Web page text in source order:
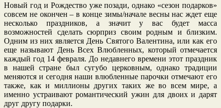
Новый год и Рождество уже позади, однако «сезон подарков»
совсем не окончен – в конце зимы/начале весны нас ждет еще
несколько праздников, а значит у вас будет масса
возможностей сделать сюрприз своим родным и близким.
Одним из них является День Святого Валентина, или как его
еще называют День Всех Влюбленных, который отмечается
каждый год 14 февраля. До недавнего времени этот праздник
в нашей стране был сугубо церковным, однако традиции
меняются и сегодня наши влюбленные парочки отмечают его
также, как и миллионы других таких же во всем мире, а
именно устраивают романтический ужин для двоих и дарят
друг другу подарки.